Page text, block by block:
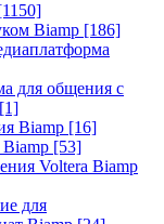
Biamp [186]
для общения с
[1]
Biamp [16]
Biamp [53]
Voltera Biamp
для